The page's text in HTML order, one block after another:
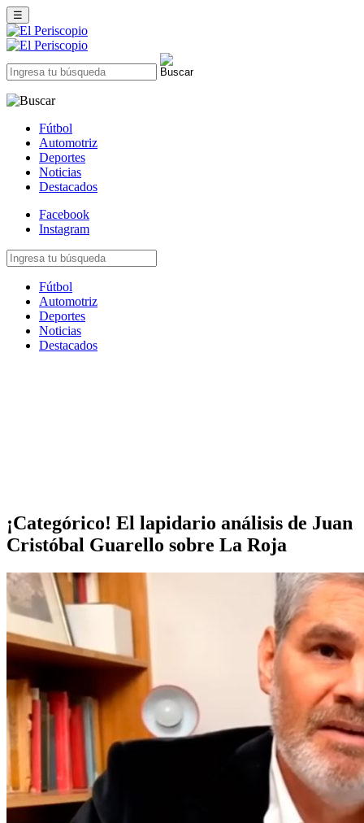
☰
Fútbol
Automotriz
Deportes
Noticias
Destacados
Facebook
Instagram
Fútbol
Automotriz
Deportes
Noticias
Destacados
¡Categórico! El lapidario análisis de Juan
Cristóbal Guarello sobre La Roja